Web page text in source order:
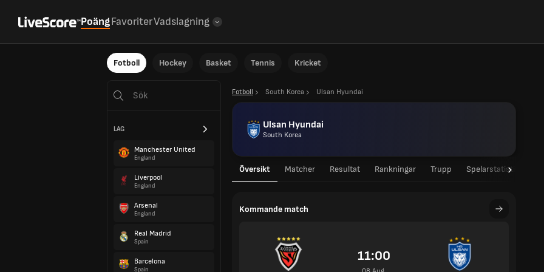
PoängFavoriterVadslagning
Fotboll Hockey Basket Tennis Kricket
LAG
Manchester United
England
Liverpool
England
Arsenal
England
Real Madrid
Spain
Barcelona
Spain
Fotboll South Korea Ulsan Hyundai
Ulsan Hyundai
South Korea
Översikt Matcher Resultat Rankningar Trupp Spelarstatistik
Kommande match
11:00